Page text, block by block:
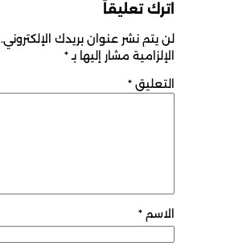
اترك تعليقاً
لن يتم نشر عنوان بريدك الإلكتروني.
الإلزامية مشار إليها بـ*
التعليق *
الاسم *